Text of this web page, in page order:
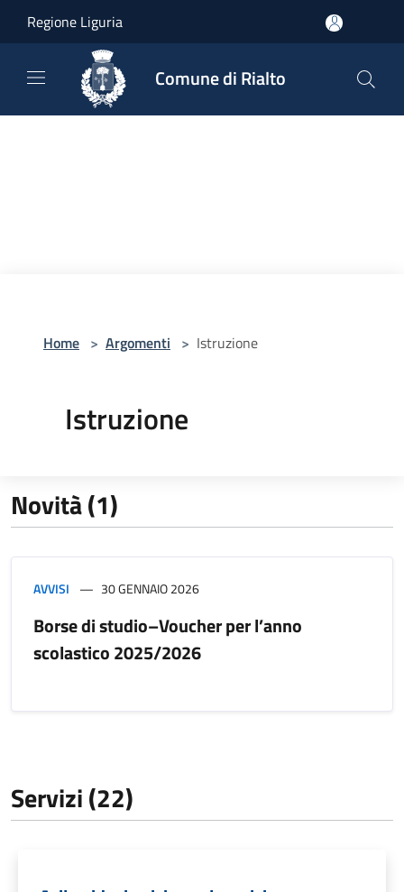
Regione Liguria
Comune di Rialto
Home > Argomenti > Istruzione
Istruzione
Novità (1)
AVVISI 30 GENNAIO 2026
Borse di studio–Voucher per l’anno
scolastico 2025/2026
Servizi (22)